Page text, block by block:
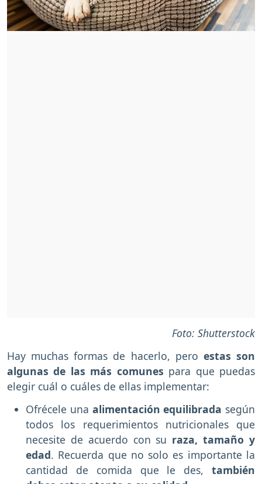
Foto: Shutterstock
Hay muchas formas de hacerlo, pero estas son
algunas de las más comunes para que puedas
elegir cuál o cuáles de ellas implementar:
Ofrécele una alimentación equilibrada según
todos los requerimientos nutricionales que
necesite de acuerdo con su raza, tamaño y
edad. Recuerda que no solo es importante la
cantidad de comida que le des, también